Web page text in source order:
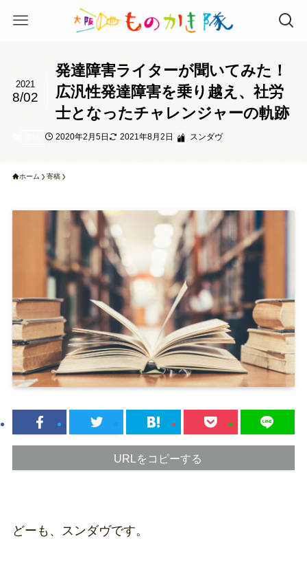
発達障害ライターが聞いてみた！
広汎性発達障害を乗り越え、社労
士となったチャレンジャーの軌跡
2021
8/02
2020年2月5日 2021年8月2日 スンダヴ
ホーム 寄稿
URLをコピーする
どーも、スンダヴです。